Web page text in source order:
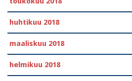
huhtikuu 2018
maaliskuu 2018
helmikuu 2018